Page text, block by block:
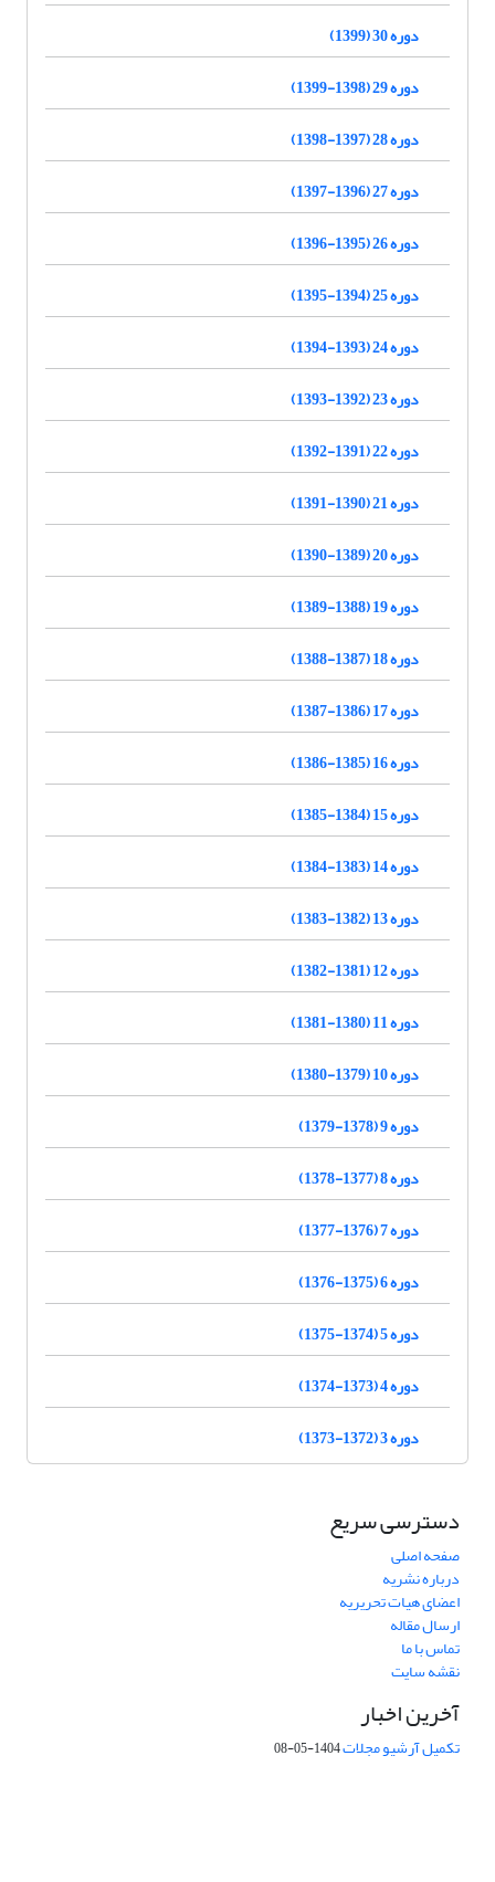
دوره 30 (1399)
دوره 29 (1398-1399)
دوره 28 (1397-1398)
دوره 27 (1396-1397)
دوره 26 (1395-1396)
دوره 25 (1394-1395)
دوره 24 (1393-1394)
دوره 23 (1392-1393)
دوره 22 (1391-1392)
دوره 21 (1390-1391)
دوره 20 (1389-1390)
دوره 19 (1388-1389)
دوره 18 (1387-1388)
دوره 17 (1386-1387)
دوره 16 (1385-1386)
دوره 15 (1384-1385)
دوره 14 (1383-1384)
دوره 13 (1382-1383)
دوره 12 (1381-1382)
دوره 11 (1380-1381)
دوره 10 (1379-1380)
دوره 9 (1378-1379)
دوره 8 (1377-1378)
دوره 7 (1376-1377)
دوره 6 (1375-1376)
دوره 5 (1374-1375)
دوره 4 (1373-1374)
دوره 3 (1372-1373)
دسترسی سریع
صفحه اصلی
درباره نشریه
اعضای هیات تحریریه
ارسال مقاله
تماس با ما
نقشه سایت
آخرین اخبار
تکمیل آرشیو مجلات1404-05-08